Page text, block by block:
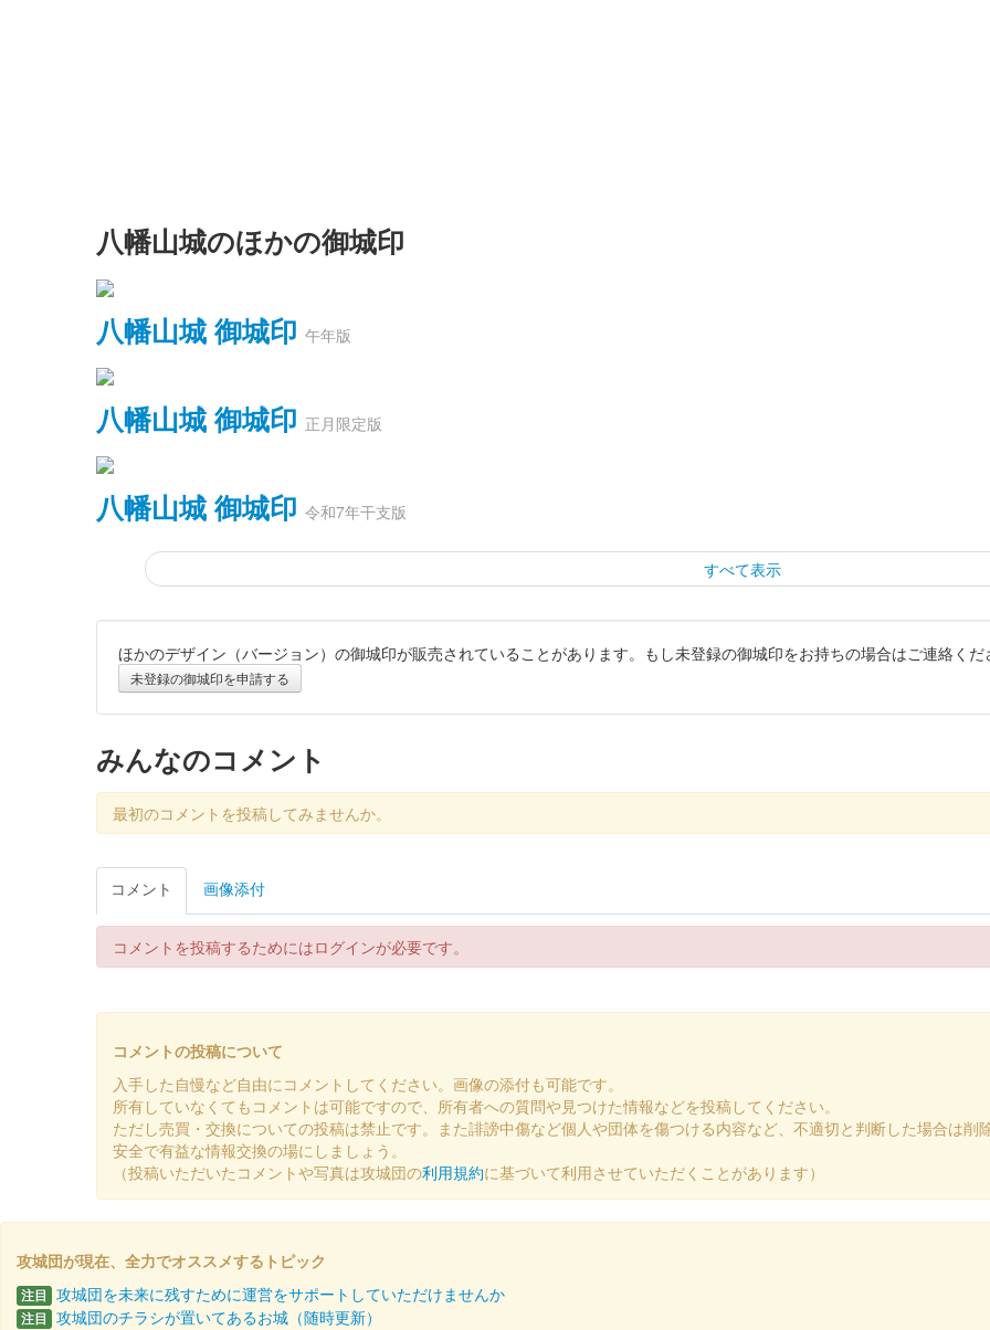
八幡山城のほかの御城印
八幡山城 御城印 午年版
八幡山城 御城印 正月限定版
八幡山城 御城印 令和7年干支版
すべて表示
八幡山城 御城印 令和7年正月版
販売終了
八幡山城 記念御朱印 令和6年正月版 龍ver.2
八幡山城 記念御朱印
当初は300円、その後、干支版として400円で販売
令和5年から毎年 端午の節句期間（GW期間）に頒布される御城印。
八幡山城 記念御朱印 令和5年正月版 赤富士ver.
八幡山城 記念御朱印
八幡山城 御城印 令和4年度紅葉バージョン
ほかのデザイン（バージョン）の御城印が販売されていることがあります。もし未登録の御城印をお持ちの場合はご連絡くだ
未登録の御城印を申請する
みんなのコメント
最初のコメントを投稿してみませんか。
コメント 画像添付
コメントを投稿するためにはログインが必要です。
コメントの投稿について
入手した自慢など自由にコメントしてください。画像の添付も可能です。
所有していなくてもコメントは可能ですので、所有者への質問や見つけた情報などを投稿してください。
ただし売買・交換についての投稿は禁止です。また誹謗中傷など個人や団体を傷つける内容など、不適切と判断した場合は削
安全で有益な情報交換の場にしましょう。
（投稿いただいたコメントや写真は攻城団の利用規約に基づいて利用させていただくことがあります）
攻城団が現在、全力でオススメするトピック
注目 攻城団を未来に残すために運営をサポートしていただけませんか
注目 攻城団のチラシが置いてあるお城（随時更新）